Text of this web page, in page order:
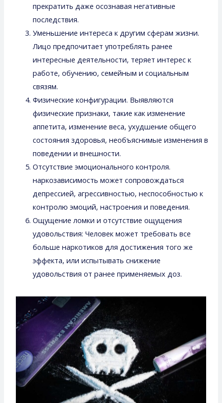
прекратить даже осознавая негативные
последствия.
Уменьшение интереса к другим сферам жизни.
Лицо предпочитает употреблять ранее
интересные деятельности, теряет интерес к
работе, обучению, семейным и социальным
связям.
Физические конфигурации. Выявляются
физические признаки, такие как изменение
аппетита, изменение веса, ухудшение общего
состояния здоровья, необъяснимые изменения в
поведении и внешности.
Отсутствие эмоционального контроля.
наркозависимость может сопровождаться
депрессией, агрессивностью, неспособностью к
контролю эмоций, настроения и поведения.
Ощущение ломки и отсутствие ощущения
удовольствия: Человек может требовать все
больше наркотиков для достижения того же
эффекта, или испытывать снижение
удовольствия от ранее применяемых доз.